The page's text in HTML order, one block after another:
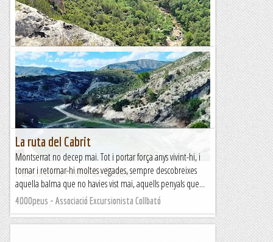
TrailRunningMallorca – Correr por la isla de Mallorca
Els molins del brugent.
Descripció de la ruta; excursió circular que iniciarem des de
Farena, una entitat de població del municipi de Mont-ral, a
la comarca de l'Alt Camp. El poble se situa a les...
Esgarrapacrestes
Passarel.la i ruta de Relleu
Fent marxa
La ruta del Cabrit
Montserrat no decep mai. Tot i portar força anys vivint-hi, i
tornar i retornar-hi moltes vegades, sempre descobreixes
aquella balma que no havies vist mai, aquells penyals que...
4000peus - Associació Excursionista Collbató